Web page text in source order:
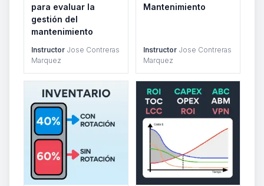
para evaluar la
gestión del
mantenimiento
Instructor Jose Contreras
Marquez
Mantenimiento
Instructor Jose Contreras
Marquez